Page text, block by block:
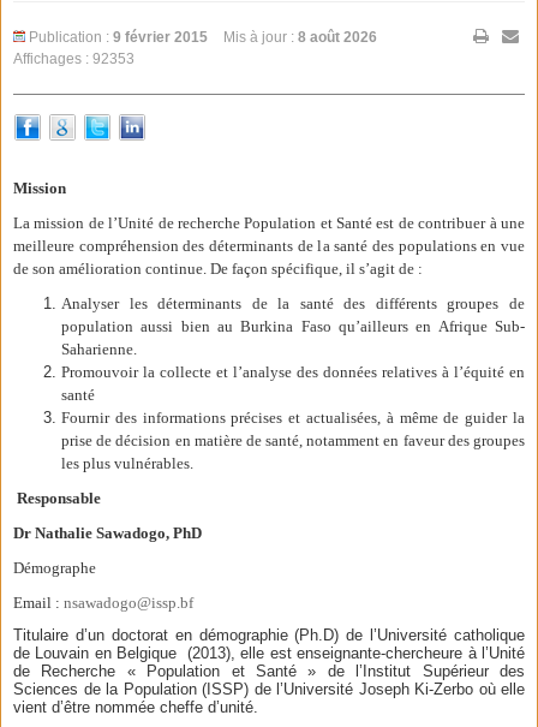
Publication : 9 février 2015 Mis à jour : 8 août 2026
Affichages : 92353
Mission
La mission de l’Unité de recherche Population et Santé est de contribuer à une
meilleure compréhension des déterminants de la santé des populations en vue
de son amélioration continue. De façon spécifique, il s’agit de :
Analyser les déterminants de la santé des différents groupes de
population aussi bien au Burkina Faso qu’ailleurs en Afrique Sub-
Saharienne.
Promouvoir la collecte et l’analyse des données relatives à l’équité en
santé
Fournir des informations précises et actualisées, à même de guider la
prise de décision en matière de santé, notamment en faveur des groupes
les plus vulnérables.
Responsable
Dr Nathalie Sawadogo, PhD
Démographe
Email : nsawadogo@issp.bf
Titulaire d’un doctorat en démographie (Ph.D) de l’Université catholique
de Louvain en Belgique (2013), elle est enseignante-chercheure à l’Unité
de Recherche « Population et Santé » de l’Institut Supérieur des
Sciences de la Population (ISSP) de l’Université Joseph Ki-Zerbo où elle
vient d’être nommée cheffe d’unité.